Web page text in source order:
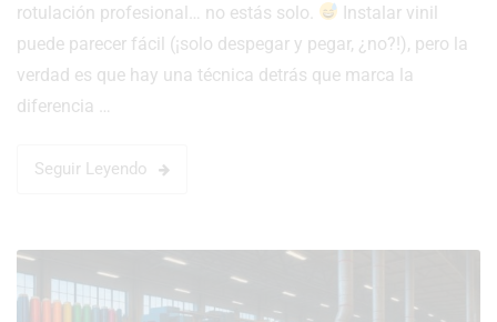
rotulación profesional… no estás solo.
Instalar vinil
puede parecer fácil (¡solo despegar y pegar, ¿no?!), pero la
verdad es que hay una técnica detrás que marca la
diferencia …
Seguir Leyendo